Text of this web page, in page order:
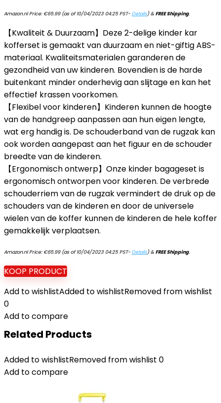
Amazon.nl Price: €65.99(as of 10/04/2023 04:25 PST-Details)&FREE Shipping.
【Kwaliteit & Duurzaam】Deze 2-delige kinder kar
kofferset is gemaakt van duurzaam en niet-giftig ABS-
materiaal. Kwaliteitsmaterialen garanderen de
gezondheid van uw kinderen. Bovendien is de harde
buitenkant minder onderhevig aan slijtage en kan het
effectief krassen voorkomen.
【Flexibel voor kinderen】Kinderen kunnen de hoogte
van de handgreep aanpassen aan hun eigen lengte,
wat erg handig is. De schouderband van de rugzak kan
ook worden aangepast aan het figuur en de schouder
breedte van de kinderen.
【Ergonomisch ontwerp】Onze kinder bagageset is
ergonomisch ontworpen voor kinderen. De verbrede
schouderriem van de rugzak vermindert de druk op de
schouders van de kinderen en door de universele
wielen van de koffer kunnen de kinderen de hele koffer
gemakkelijk verplaatsen.
Amazon.nl Price: €65.99(as of 10/04/2023 04:25 PST-Details)&FREE Shipping.
KOOP PRODUCT
Add to wishlistAdded to wishlistRemoved from wishlist
0
Add to compare
Related Products
Added to wishlistRemoved from wishlist 0
Add to compare